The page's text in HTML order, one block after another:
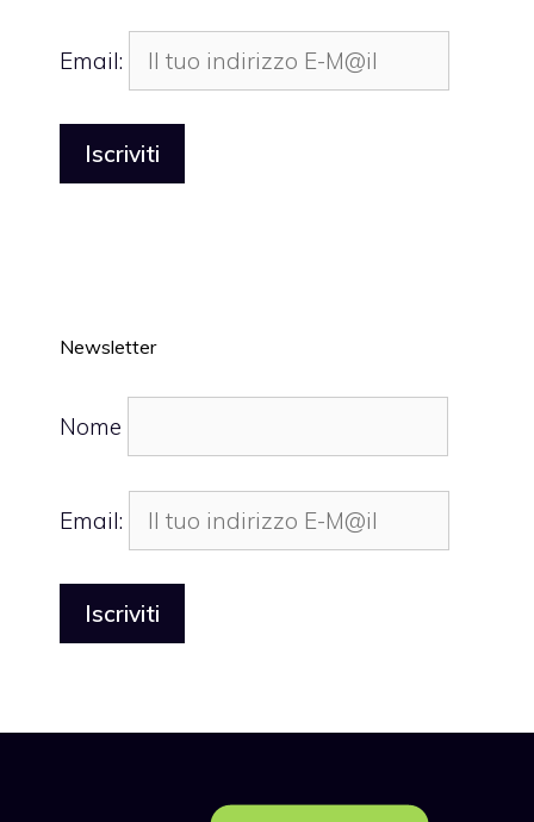
Email:
Newsletter
Nome
Email: